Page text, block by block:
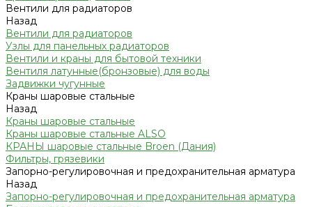
Вентили для радиаторов
Назад
Вентили для радиаторов
Узлы для панельных радиаторов
Вентили и краны для бытовой техники
Вентиля латунные(бронзовые) для воды
Задвижки чугунные
Краны шаровые стальные
Назад
Краны шаровые стальные
Краны шаровые стальные ALSO
КРАНЫ шаровые стальные Broen (Дания)
Фильтры, грязевики
Запорно-регулировочная и предохранительная арматура
Назад
Запорно-регулировочная и предохранительная арматура